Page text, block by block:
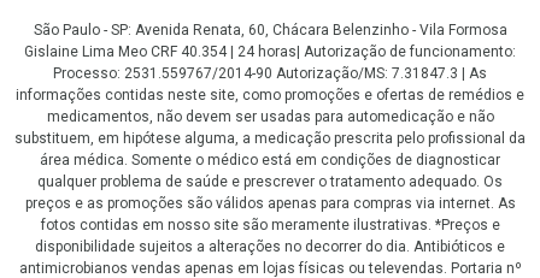
São Paulo - SP: Avenida Renata, 60, Chácara Belenzinho - Vila Formosa
Gislaine Lima Meo CRF 40.354 | 24 horas| Autorização de funcionamento:
Processo: 2531.559767/2014-90 Autorização/MS: 7.31847.3 | As
informações contidas neste site, como promoções e ofertas de remédios e
medicamentos, não devem ser usadas para automedicação e não
substituem, em hipótese alguma, a medicação prescrita pelo profissional da
área médica. Somente o médico está em condições de diagnosticar
qualquer problema de saúde e prescrever o tratamento adequado. Os
preços e as promoções são válidos apenas para compras via internet. As
fotos contidas em nosso site são meramente ilustrativas. *Preços e
disponibilidade sujeitos a alterações no decorrer do dia. Antibióticos e
antimicrobianos vendas apenas em lojas físicas ou televendas. Portaria nº